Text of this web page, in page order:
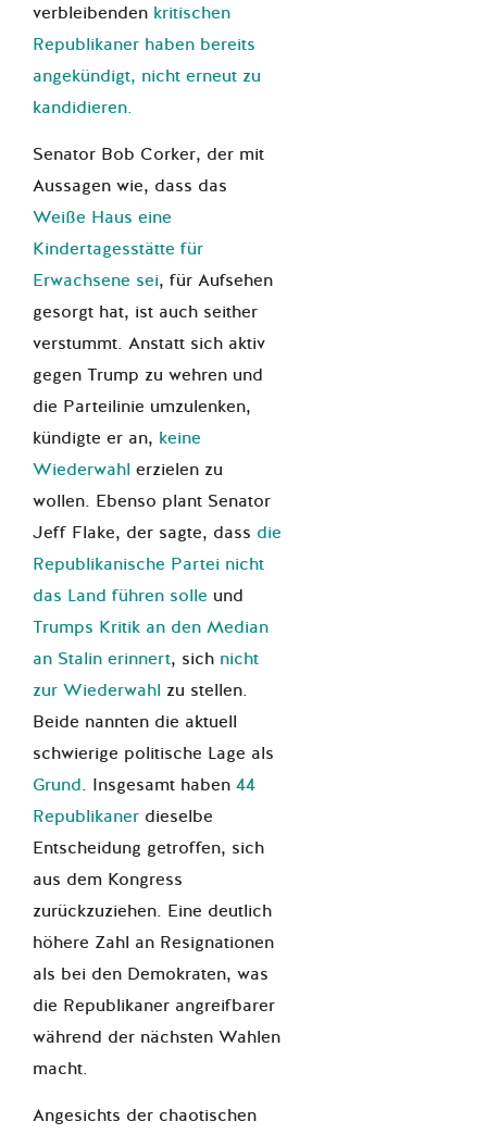
verbleibenden kritischen
Republikaner haben bereits
angekündigt, nicht erneut zu
kandidieren.
Senator Bob Corker, der mit
Aussagen wie, dass das
Weiße Haus eine
Kindertagesstätte für
Erwachsene sei, für Aufsehen
gesorgt hat, ist auch seither
verstummt. Anstatt sich aktiv
gegen Trump zu wehren und
die Parteilinie umzulenken,
kündigte er an, keine
Wiederwahl erzielen zu
wollen. Ebenso plant Senator
Jeff Flake, der sagte, dass die
Republikanische Partei nicht
das Land führen solle und
Trumps Kritik an den Median
an Stalin erinnert, sich nicht
zur Wiederwahl zu stellen.
Beide nannten die aktuell
schwierige politische Lage als
Grund. Insgesamt haben 44
Republikaner dieselbe
Entscheidung getroffen, sich
aus dem Kongress
zurückzuziehen. Eine deutlich
höhere Zahl an Resignationen
als bei den Demokraten, was
die Republikaner angreifbarer
während der nächsten Wahlen
macht.
Angesichts der chaotischen